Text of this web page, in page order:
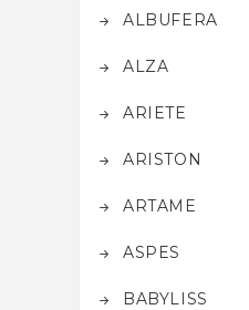
ALBUFERA
ALZA
ARIETE
ARISTON
ARTAME
ASPES
BABYLISS